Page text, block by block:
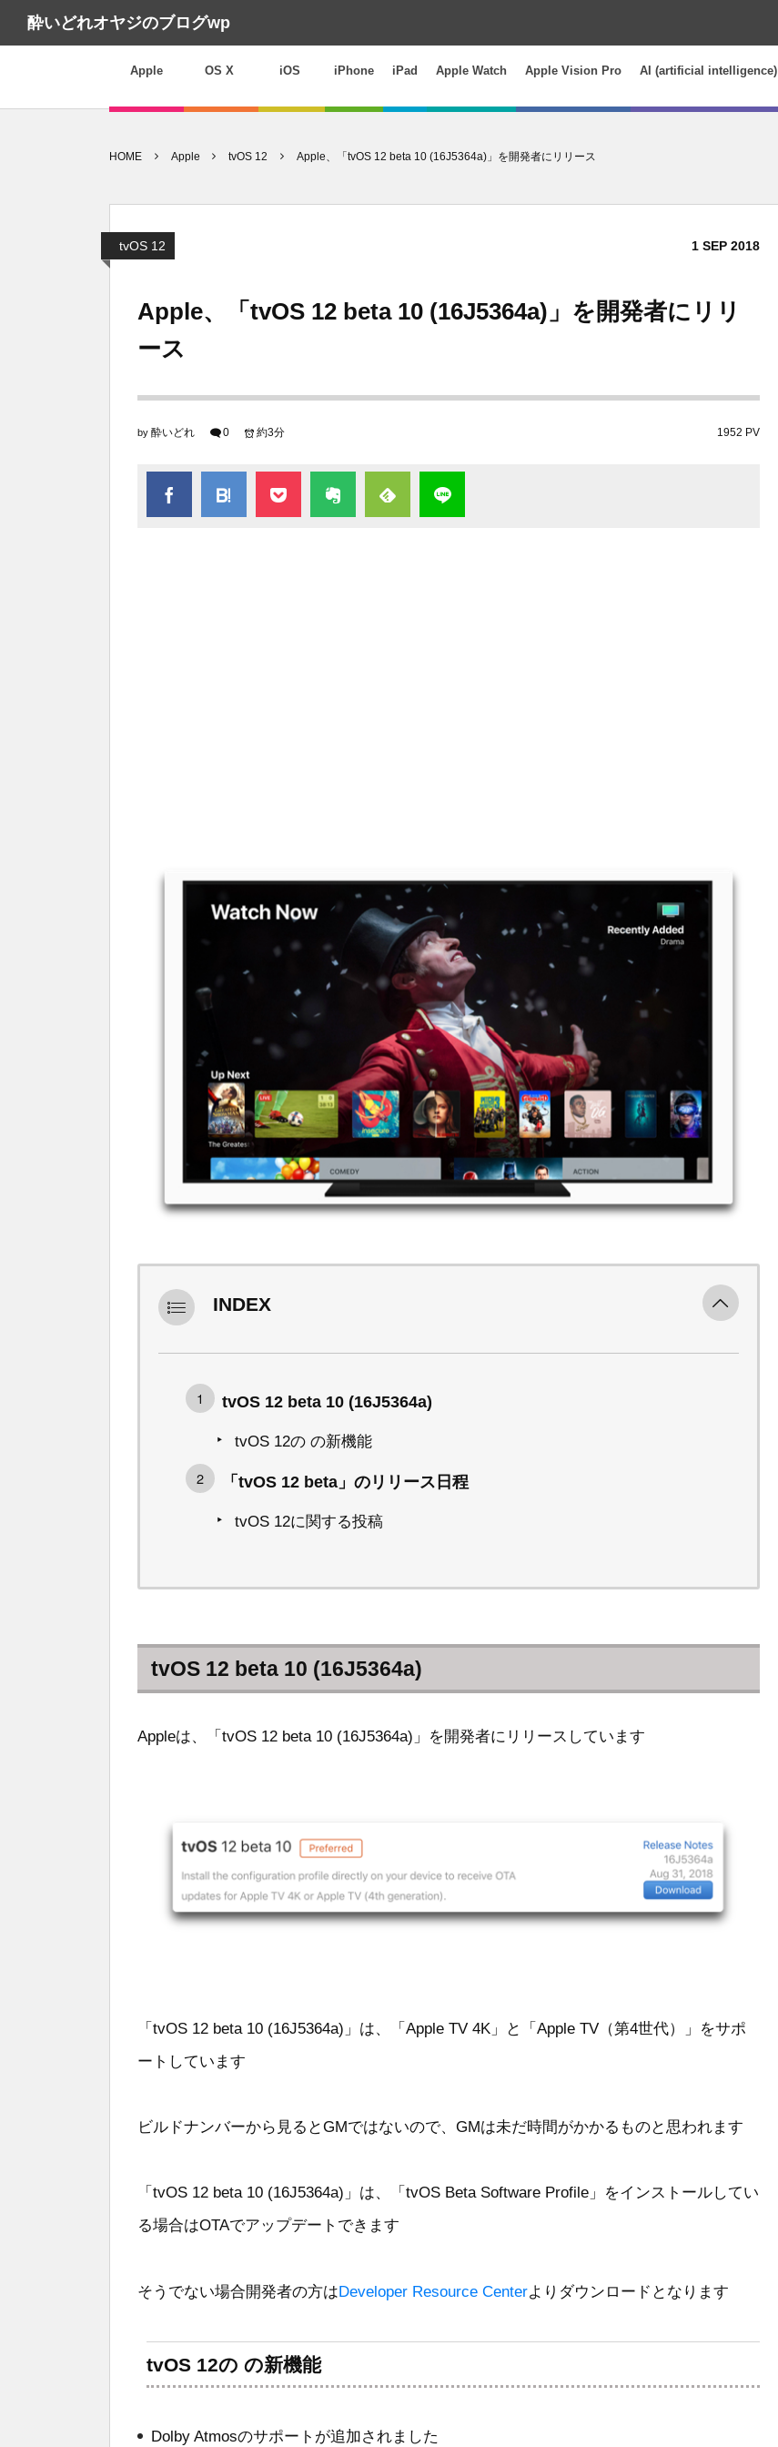
酔いどれオヤジのブログwp
Apple OS X iOS iPhone iPad Apple Watch Apple Vision Pro AI (artificial intelligence)
HOME Apple tvOS 12 Apple、「tvOS 12 beta 10 (16J5364a)」を開発者にリリース
tvOS 12 1 SEP 2018
Apple、「tvOS 12 beta 10 (16J5364a)」を開発者にリリ
ース
by 酔いどれ 0 1952 PV
約3分
INDEX
tvOS 12 beta 10 (16J5364a)
tvOS 12の の新機能
「tvOS 12 beta」のリリース日程
tvOS 12に関する投稿
tvOS 12 beta 10 (16J5364a)
Appleは、「tvOS 12 beta 10 (16J5364a)」を開発者にリリースしています
「tvOS 12 beta 10 (16J5364a)」は、「Apple TV 4K」と「Apple TV（第4世代）」をサポ
ートしています
ビルドナンバーから見るとGMではないので、GMは未だ時間がかかるものと思われます
「tvOS 12 beta 10 (16J5364a)」は、「tvOS Beta Software Profile」をインストールしてい
る場合はOTAでアップデートできます
そうでない場合開発者の方はDeveloper Resource Centerよりダウンロードとなります
tvOS 12の の新機能
Dolby Atmosのサポートが追加されました